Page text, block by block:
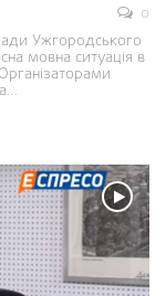
0
Ужгородського
мовна ситуація в